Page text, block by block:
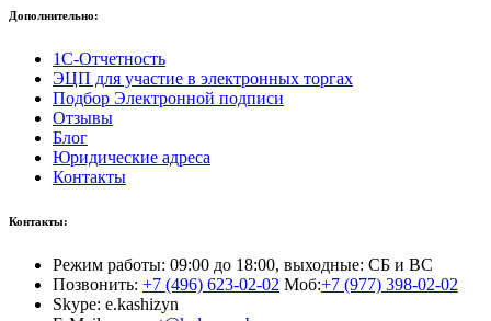
Дополнительно:
1С-Отчетность
ЭЦП для участие в электронных торгах
Подбор Электронной подписи
Отзывы
Блог
Юридические адреса
Контакты
Контакты:
Режим работы: 09:00 до 18:00, выходные: СБ и ВС
Позвонить: +7 (496) 623-02-02 Моб:+7 (977) 398-02-02
Skype: e.kashizyn